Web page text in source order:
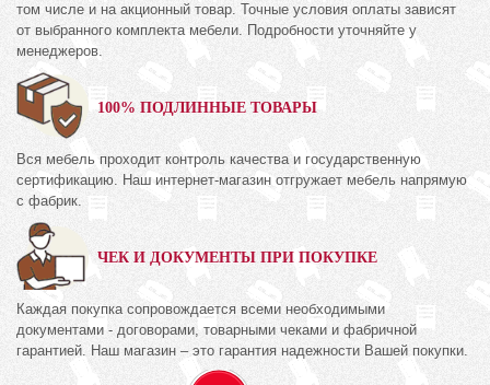
том числе и на акционный товар. Точные условия оплаты зависят
от выбранного комплекта мебели. Подробности уточняйте у
менеджеров.
100% ПОДЛИННЫЕ ТОВАРЫ
Вся мебель проходит контроль качества и государственную
сертификацию. Наш интернет-магазин отгружает мебель напрямую
с фабрик.
ЧЕК И ДОКУМЕНТЫ ПРИ ПОКУПКЕ
Каждая покупка сопровождается всеми необходимыми
документами - договорами, товарными чеками и фабричной
гарантией. Наш магазин – это гарантия надежности Вашей покупки.